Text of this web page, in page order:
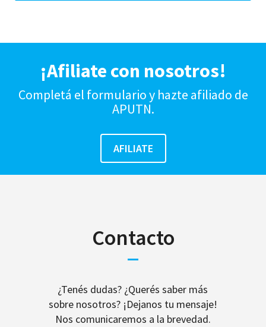
¡Afiliate con nosotros!
Completá el formulario y hazte afiliado de
APUTN.
Contacto
¿Tenés dudas? ¿Querés saber más
sobre nosotros? ¡Dejanos tu mensaje!
Nos comunicaremos a la brevedad.